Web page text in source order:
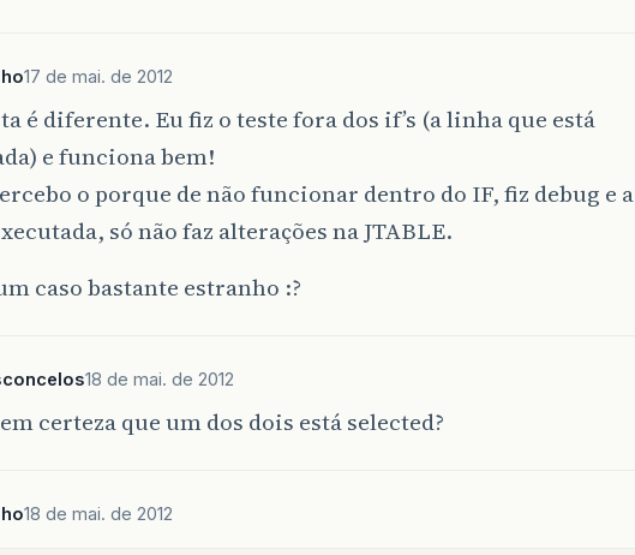
17 de mai. de 2012
é diferente. Eu fiz o teste fora dos if’s (a linha que está
e funciona bem!
o porque de não funcionar dentro do IF, fiz debug e a
só não faz alterações na JTABLE.
caso bastante estranho :?
18 de mai. de 2012
certeza que um dos dois está selected?
18 de mai. de 2012